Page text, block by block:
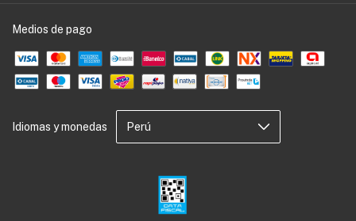
Medios de pago
Idiomas y monedas